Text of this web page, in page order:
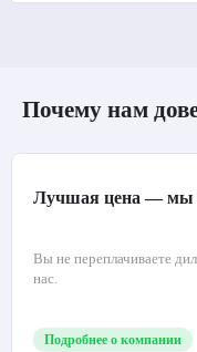
Почему нам
Лучшая цена — мы
Вы не переплачиваете
нас.
Подробнее о компании